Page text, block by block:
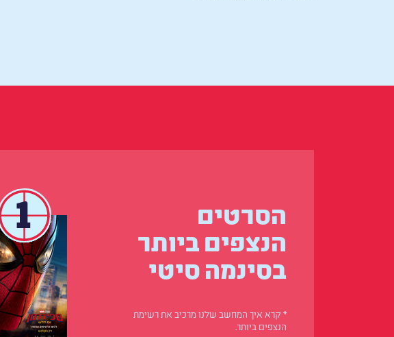
הסרטים
הנצפים ביותר
בסינמה סיטי
* קרא איך המחשב שלנו מרכיב את רשימת
הנצפים ביותר.
1